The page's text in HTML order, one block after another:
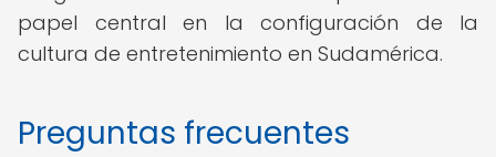
papel central en la configuración de la
cultura de entretenimiento en Sudamérica.
Preguntas frecuentes